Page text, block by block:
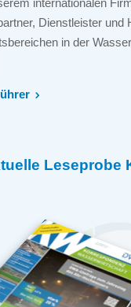
Dienstleister und
in der
Leseprobe